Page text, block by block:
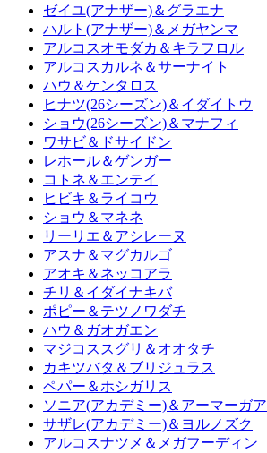
ゼイユ(アナザー)＆グラエナ
ハルト(アナザー)＆メガヤンマ
アルコスオモダカ＆キラフロル
アルコスカルネ＆サーナイト
ハウ＆ケンタロス
ヒナツ(26シーズン)＆イダイトウ
ショウ(26シーズン)＆マナフィ
ワサビ＆ドサイドン
レホール＆ゲンガー
コトネ＆エンテイ
ヒビキ＆ライコウ
ショウ＆マネネ
リーリエ＆アシレーヌ
アスナ＆マグカルゴ
アオキ＆ネッコアラ
チリ＆イダイナキバ
ポピー＆テツノワダチ
ハウ＆ガオガエン
マジコススグリ＆オオタチ
カキツバタ＆ブリジュラス
ペパー＆ホシガリス
ソニア(アカデミー)＆アーマーガア
サザレ(アカデミー)＆ヨルノズク
アルコスナツメ＆メガフーディン